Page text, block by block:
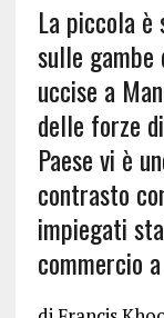
La piccola
sulle gambe
uccise a
delle forze
Paese vi è
contrasto
impiegati
commercio